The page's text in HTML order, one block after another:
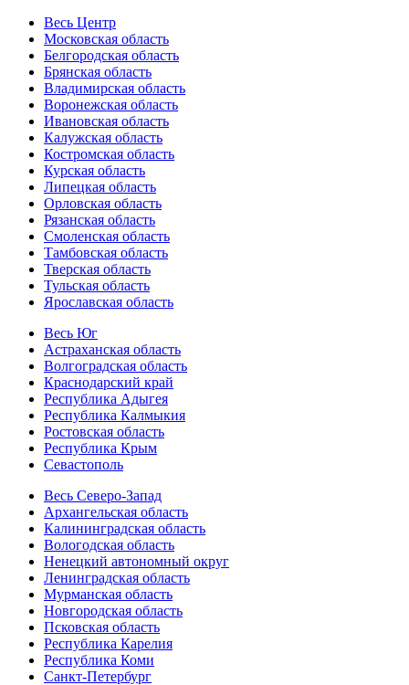
Весь Центр
Московская область
Белгородская область
Брянская область
Владимирская область
Воронежская область
Ивановская область
Калужская область
Костромская область
Курская область
Липецкая область
Орловская область
Рязанская область
Смоленская область
Тамбовская область
Тверская область
Тульская область
Ярославская область
Весь Юг
Астраханская область
Волгоградская область
Краснодарский край
Республика Адыгея
Республика Калмыкия
Ростовская область
Республика Крым
Севастополь
Весь Северо-Запад
Архангельская область
Калининградская область
Вологодская область
Ненецкий автономный округ
Ленинградская область
Мурманская область
Новгородская область
Псковская область
Республика Карелия
Республика Коми
Санкт-Петербург